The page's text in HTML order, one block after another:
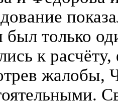
был только
к
жалобы,